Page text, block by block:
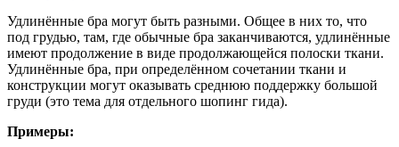
Удлинённые бра могут быть разными. Общее в них то, что
под грудью, там, где обычные бра заканчиваются, удлинённые
имеют продолжение в виде продолжающейся полоски ткани.
Удлинённые бра, при определённом сочетании ткани и
конструкции могут оказывать среднюю поддержку большой
груди (это тема для отдельного шопинг гида).
Примеры: